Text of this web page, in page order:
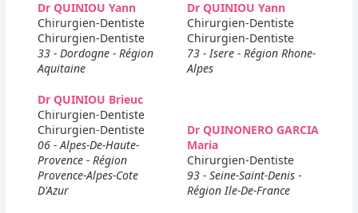
Dr QUINIOU Yann
Chirurgien-Dentiste
Chirurgien-Dentiste
33 - Dordogne - Région
Aquitaine
Dr QUINIOU Yann
Chirurgien-Dentiste
Chirurgien-Dentiste
73 - Isere - Région Rhone-
Alpes
Dr QUINIOU Brieuc
Chirurgien-Dentiste
Chirurgien-Dentiste
06 - Alpes-De-Haute-
Provence - Région
Provence-Alpes-Cote
D'Azur
Dr QUINONERO GARCIA
Maria
Chirurgien-Dentiste
93 - Seine-Saint-Denis -
Région Ile-De-France